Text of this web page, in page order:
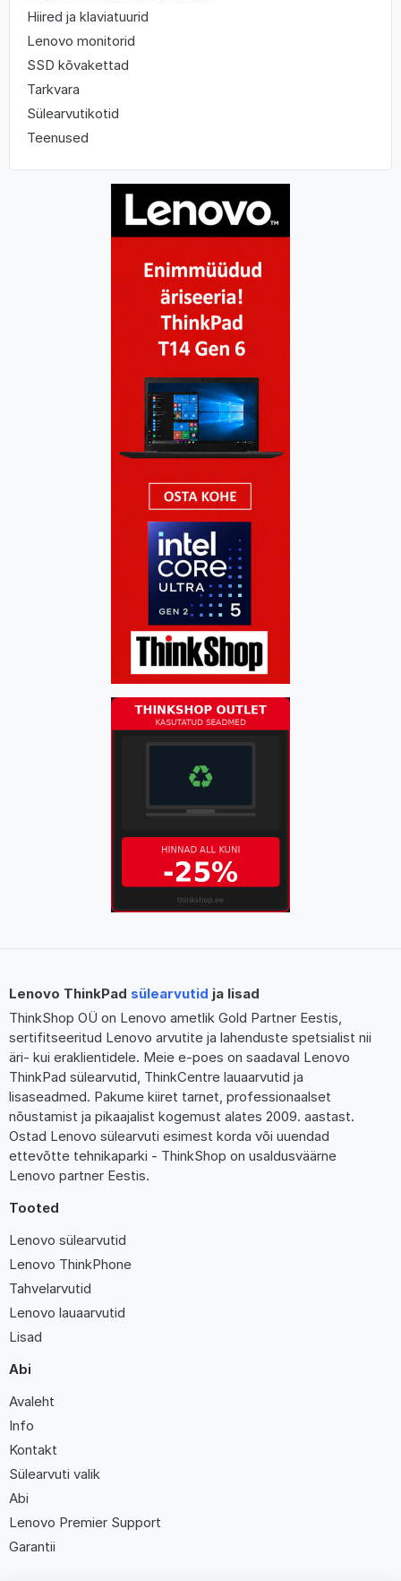
Hiired ja klaviatuurid
Lenovo monitorid
SSD kõvakettad
Tarkvara
Sülearvutikotid
Teenused
Lenovo ThinkPad sülearvutid ja lisad
ThinkShop OÜ on Lenovo ametlik Gold Partner Eestis,
sertifitseeritud Lenovo arvutite ja lahenduste spetsialist nii
äri- kui eraklientidele. Meie e-poes on saadaval Lenovo
ThinkPad sülearvutid, ThinkCentre lauaarvutid ja
lisaseadmed. Pakume kiiret tarnet, professionaalset
nõustamist ja pikaajalist kogemust alates 2009. aastast.
Ostad Lenovo sülearvuti esimest korda või uuendad
ettevõtte tehnikaparki - ThinkShop on usaldusväärne
Lenovo partner Eestis.
Tooted
Lenovo sülearvutid
Lenovo ThinkPhone
Tahvelarvutid
Lenovo lauaarvutid
Lisad
Abi
Avaleht
Info
Kontakt
Sülearvuti valik
Abi
Lenovo Premier Support
Garantii